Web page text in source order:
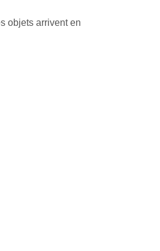
objets arrivent en